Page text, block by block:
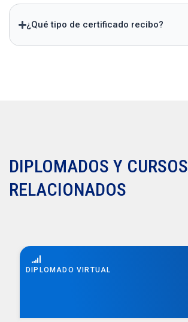
¿Qué tipo de certificado recibo?
DIPLOMADOS Y CURSOS
RELACIONADOS
DIPLOMADO VIRTUAL